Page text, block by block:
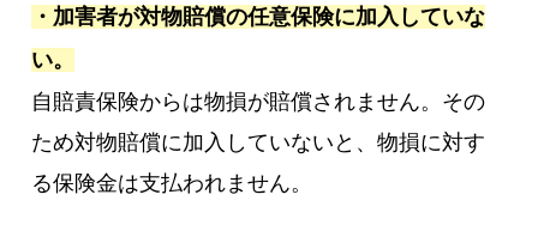
・加害者が対物賠償の任意保険に加入していな
い。
自賠責保険からは物損が賠償されません。その
ため対物賠償に加入していないと、物損に対す
る保険金は支払われません。